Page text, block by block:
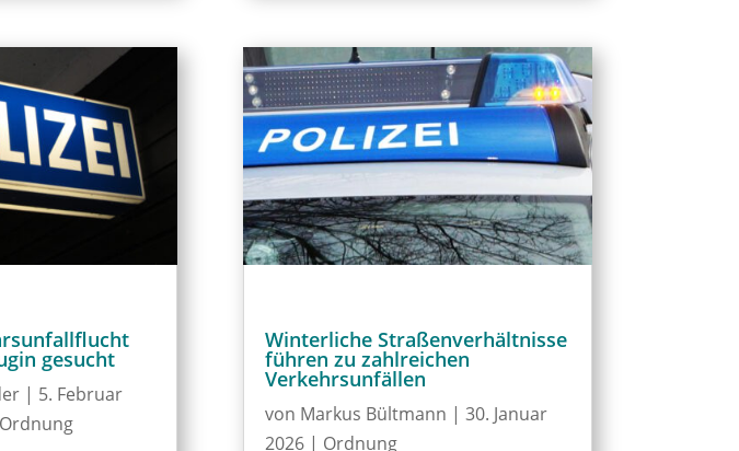
gesucht
| 5. Februar
Ordnung
Winterliche Straßenverhältnisse
führen zu zahlreichen
Verkehrsunfällen
von Markus Bültmann | 30. Januar
2026| Ordnung